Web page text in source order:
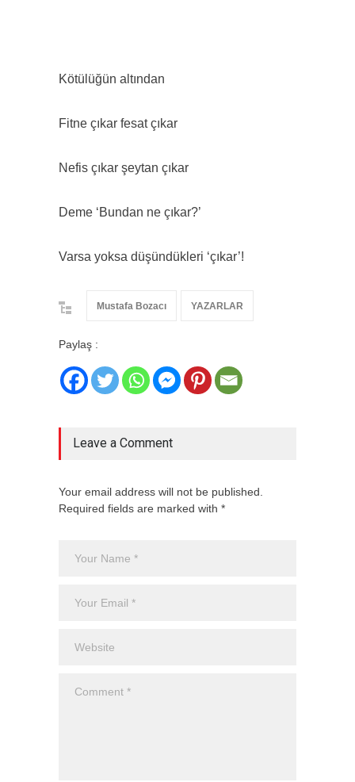
Kötülüğün altından
Fitne çıkar fesat çıkar
Nefis çıkar şeytan çıkar
Deme ‘Bundan ne çıkar?’
Varsa yoksa düşündükleri ‘çıkar’!
Mustafa Bozacı YAZARLAR
Paylaş :
Leave a Comment
Your email address will not be published.
Required fields are marked with *